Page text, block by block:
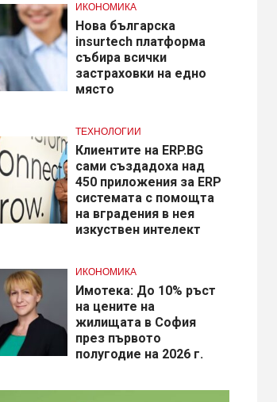
ИКОНОМИКА
Нова българска
insurtech платформа
събира всички
застраховки на едно
място
ТЕХНОЛОГИИ
Клиентите на ERP.BG
сами създадоха над
450 приложения за ERP
системата с помощта
на вградения в нея
изкуствен интелект
ИКОНОМИКА
Имотека: До 10% ръст
на цените на
жилищата в София
през първото
полугодие на 2026 г.